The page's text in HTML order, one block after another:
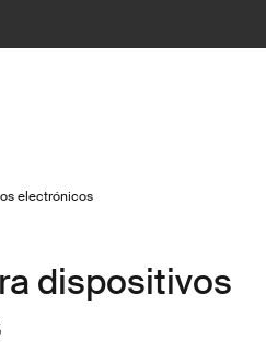
electrónicos
dispositivos